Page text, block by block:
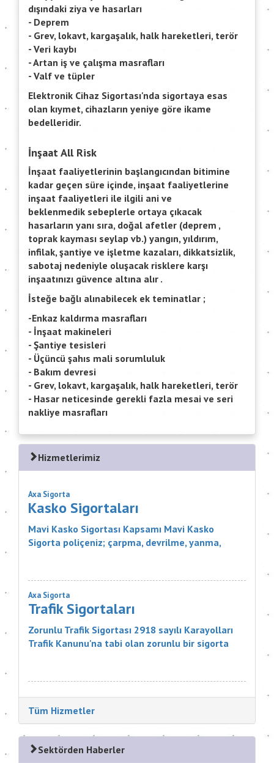
dışındaki ziya ve hasarları
- Deprem
- Grev, lokavt, kargaşalık, halk hareketleri, terör
- Veri kaybı
- Artan iş ve çalışma masrafları
- Valf ve tüpler
Elektronik Cihaz Sigortası'nda sigortaya esas
olan kıymet, cihazların yeniye göre ikame
bedelleridir.
İnşaat All Risk
İnşaat faaliyetlerinin başlangıcından bitimine
kadar geçen süre içinde, inşaat faaliyetlerine
inşaat faaliyetleri ile ilgili ani ve
beklenmedik sebeplerle ortaya çıkacak
hasarların yanı sıra, doğal afetler (deprem ,
toprak kayması seylap vb.) yangın, yıldırım,
infilak, şantiye ve işletme kazaları, dikkatsizlik,
sabotaj nedeniyle oluşacak risklere karşı
inşaatınızı güvence altına alır .
İsteğe bağlı alınabilecek ek teminatlar ;
-Enkaz kaldırma masrafları
- İnşaat makineleri
- Şantiye tesisleri
- Üçüncü şahıs mali sorumluluk
- Bakım devresi
- Grev, lokavt, kargaşalık, halk hareketleri, terör
- Hasar neticesinde gerekli fazla mesai ve seri
nakliye masrafları
Hizmetlerimiz
Axa Sigorta
Kasko Sigortaları
Mavi Kasko Sigortası Kapsamı Mavi Kasko
Sigorta poliçeniz; çarpma, devrilme, yanma,
Axa Sigorta
Trafik Sigortaları
Zorunlu Trafik Sigortası 2918 sayılı Karayolları
Trafik Kanunu'na tabi olan zorunlu bir sigorta
Tüm Hizmetler
Sektörden Haberler